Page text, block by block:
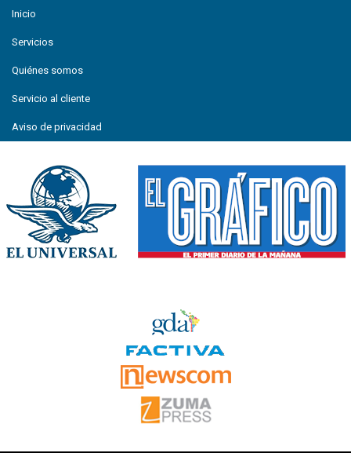
Inicio
Servicios
Quiénes somos
Servicio al cliente
Aviso de privacidad